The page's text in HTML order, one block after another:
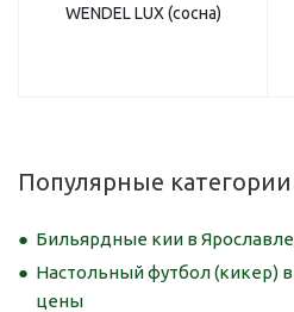
WENDEL LUX (сосна)
Популярные категории
Бильярдные кии в
Настольный футбол (кикер)
цены